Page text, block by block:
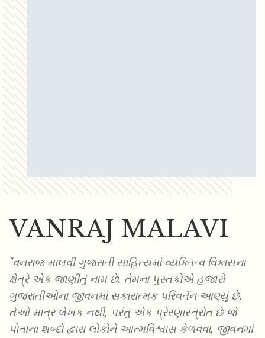
VANRAJ MALAVI
"વનરાજ માલવી ગુજરાતી સાહિત્યમાં વ્યક્તિત્વ વિકાસના
ક્ષેત્રે એક જાણીતું નામ છે. તેમના પુસ્તકોએ હજારો
ગુજરાતીઓના જીવનમાં સકારાત્મક પરિવર્તન આણ્યું છે.
તેઓ માત્ર લેખક નથી, પરંતુ એક પ્રેરણાસ્ત્રોત છે જે
પોતાના શબ્દો દ્વારા લોકોને આત્મવિશ્વાસ કેળવવા, જીવનમાં